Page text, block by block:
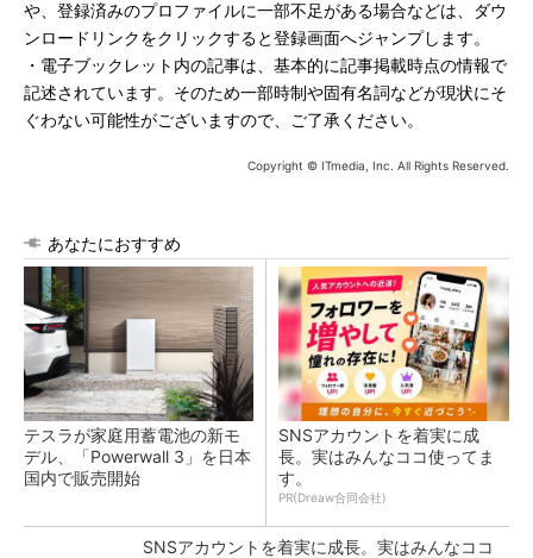
や、登録済みのプロファイルに一部不足がある場合などは、ダウ
ンロードリンクをクリックすると登録画面へジャンプします。
・電子ブックレット内の記事は、基本的に記事掲載時点の情報で
記述されています。そのため一部時制や固有名詞などが現状にそ
ぐわない可能性がございますので、ご了承ください。
Copyright © ITmedia, Inc. All Rights Reserved.
あなたにおすすめ
テスラが家庭用蓄電池の新モ
デル、「Powerwall 3」を日本
国内で販売開始
SNSアカウントを着実に成
長。実はみんなココ使ってま
す。
PR(Dreaw合同会社)
SNSアカウントを着実に成長。実はみんなココ